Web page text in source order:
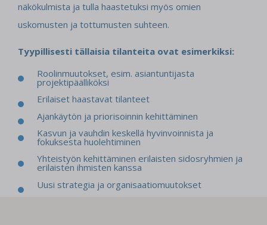
näkökulmista ja tulla haastetuksi myös omien
uskomusten ja tottumusten suhteen.
Tyypillisesti tällaisia tilanteita ovat esimerkiksi:
Roolinmuutokset, esim. asiantuntijasta
projektipäälliköksi
Erilaiset haastavat tilanteet
Ajankäytön ja priorisoinnin kehittäminen
Kasvun ja vauhdin keskellä hyvinvoinnista ja
fokuksesta huolehtiminen
Yhteistyön kehittäminen erilaisten sidosryhmien ja
erilaisten ihmisten kanssa
Uusi strategia ja organisaatiomuutokset